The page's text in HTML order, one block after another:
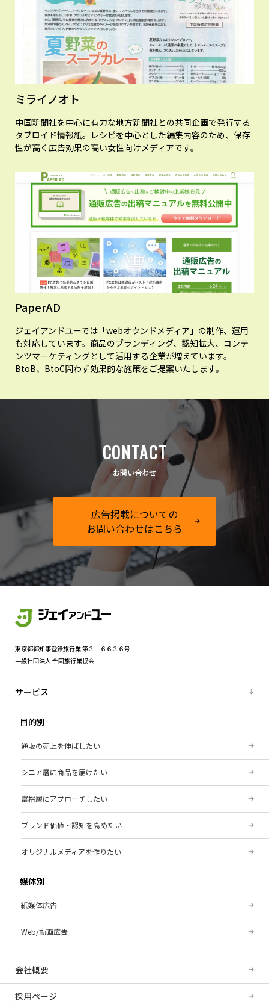
ミライノオト
中国新聞社を中心に有力な地方新聞社との共同企画で発行する
タブロイド情報紙。レシピを中心とした編集内容のため、保存
性が高く広告効果の高い女性向けメディアです。
PaperAD
ジェイアンドユーでは「webオウンドメディア」の制作、運用
も対応しています。商品のブランディング、認知拡大、コンテ
ンツマーケティングとして活用する企業が増えています。
BtoB、BtoC問わず効果的な施策をご提案いたします。
CONTACT
お問い合わせ
広告掲載についての
お問い合わせはこちら
東京都都知事登録旅行業 第３－６６３６号
一般社団法人 全国旅行業協会
サービス
目的別
通販の売上を伸ばしたい
シニア層に商品を届けたい
富裕層にアプローチしたい
ブランド価値・認知を高めたい
オリジナルメディアを作りたい
媒体別
紙媒体広告
Web/動画広告
会社概要
採用ページ